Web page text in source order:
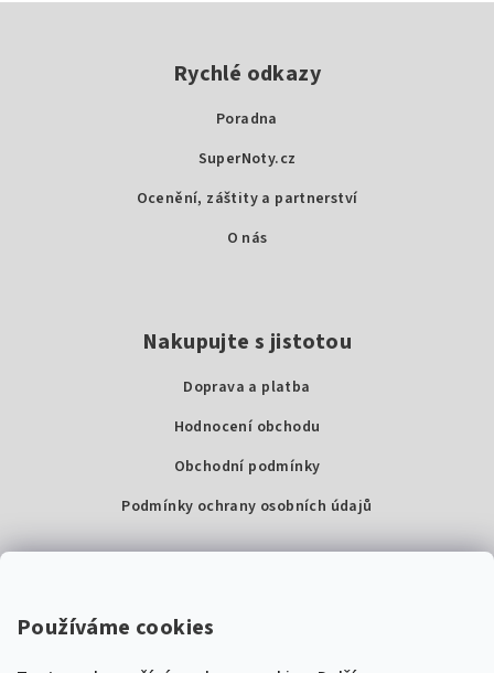
Používáme cookies
Rychlé odkazy
Poradna
SuperNoty.cz
Ocenění, záštity a partnerství
O nás
Nakupujte s jistotou
Doprava a platba
Hodnocení obchodu
Obchodní podmínky
Podmínky ochrany osobních údajů
Super Noty, s.r.o.